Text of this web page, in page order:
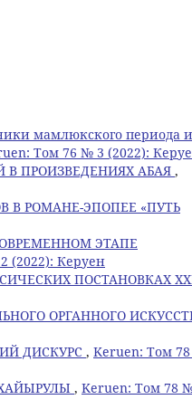
мамлюкского периода и
Том 76 № 3 (2022):
ПРОИЗВЕДЕНИЯХ АБАЯ ,
В РОМАНЕ-ЭПОПЕЕ «ПУТЬ
ЭТАПЕ
(2022): Керуен
ПОСТАНОВКАХ
ОРГАННОГО
ДИСКУРС , Keruen: Том
, Keruen: Том 78